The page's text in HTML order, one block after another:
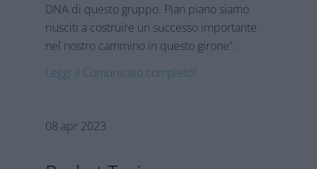
DNA di questo gruppo. Pian piano siamo
riusciti a costruire un successo importante
nel nostro cammino in questo girone”.
Leggi il Comunicato completo!
08 apr 2023